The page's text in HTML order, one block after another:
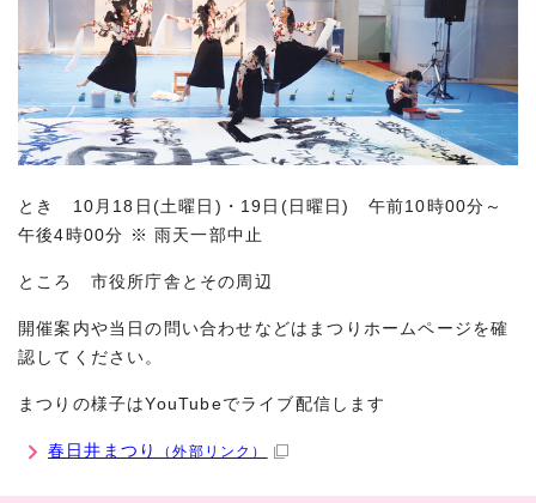
とき 10月18日(土曜日)・19日(日曜日) 午前10時00分～
午後4時00分 ※ 雨天一部中止
ところ 市役所庁舎とその周辺
開催案内や当日の問い合わせなどはまつりホームページを確
認してください。
まつりの様子はYouTubeでライブ配信します
春日井まつり （外部リンク）